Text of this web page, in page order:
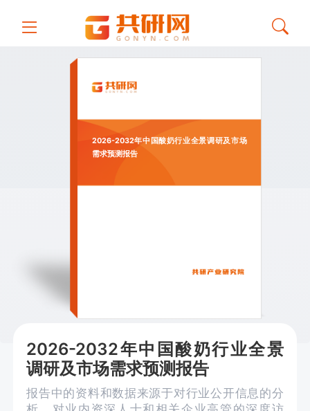
2026-2032年中国酸奶行业全景调研及市场
需求预测报告
2026-2032年中国酸奶行业全景
调研及市场需求预测报告
报告中的资料和数据来源于对行业公开信息的分